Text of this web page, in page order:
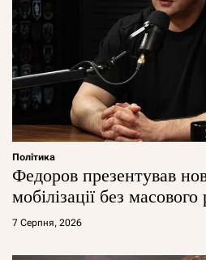
Політика
Федоров презентував
мобілізації без
7 Серпня, 2026